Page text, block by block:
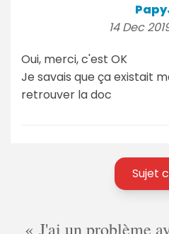
14 Dec
Oui, merci, c'est OK
Je savais que ça existait
retrouver la doc
Sujet
J'ai un problème